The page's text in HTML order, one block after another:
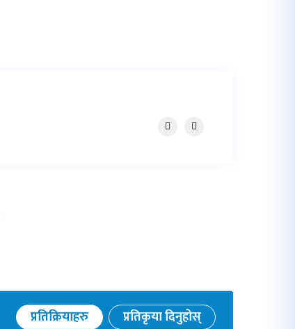
प्रतिक्रियाहरु प्रतिकृया दिनुहोस्